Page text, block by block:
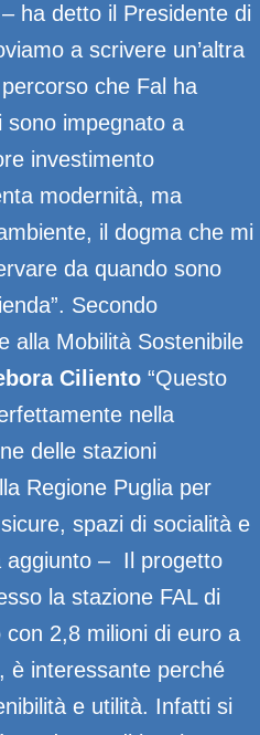
ha detto il Presidente di
a scrivere un’altra
che Fal ha
sono impegnato a
investimento
modernità, ma
il dogma che mi
da quando sono
Secondo
alla Mobilità Sostenibile
Ciliento “Questo
nella
delle stazioni
Regione Puglia per
spazi di socialità e
aggiunto – Il progetto
la stazione FAL di
2,8 milioni di euro a
è interessante perché
e utilità. Infatti si